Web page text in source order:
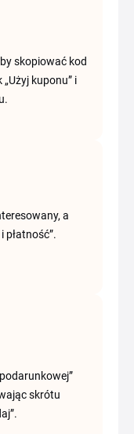
skopiować kod
kuponu” i
a
płatność”.
skrótu